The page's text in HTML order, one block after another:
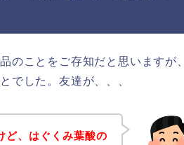
のことをご存知だと思いますが、
でした。友達が、、、
ど、はぐくみ葉酸の